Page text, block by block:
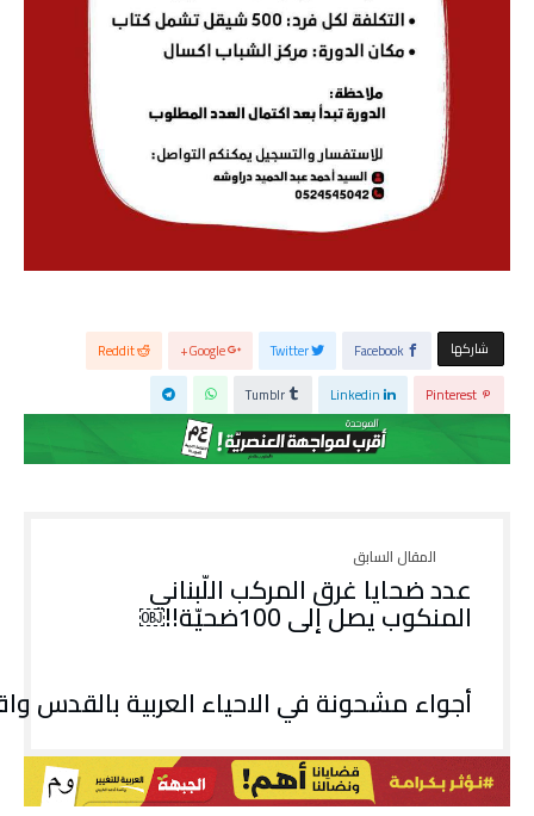
‫‫ شاركها‬ Facebook
Twitter
Google+
Reddit
Pinterest
Linkedin
Tumblr
عدد ضحايا غرق المركب اللّبناني
المنكوب يصل إلى 100ضحيّة!!￼
أجواء مشحونة في الاحياء العربية